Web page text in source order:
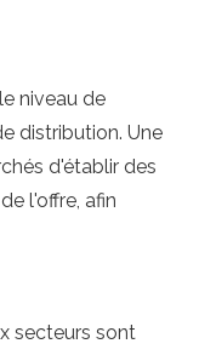
niveau de
distribution. Une
d'établir des
l'offre, afin
secteurs sont